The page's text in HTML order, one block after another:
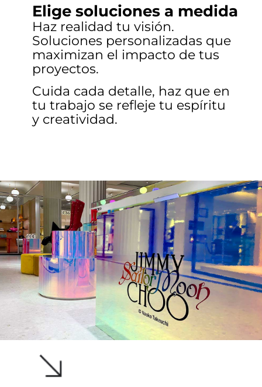
Elige soluciones a medida
Haz realidad tu visión.
Soluciones personalizadas que
maximizan el impacto de tus
proyectos.
Cuida cada detalle, haz que en
tu trabajo se refleje tu espíritu
y creatividad.